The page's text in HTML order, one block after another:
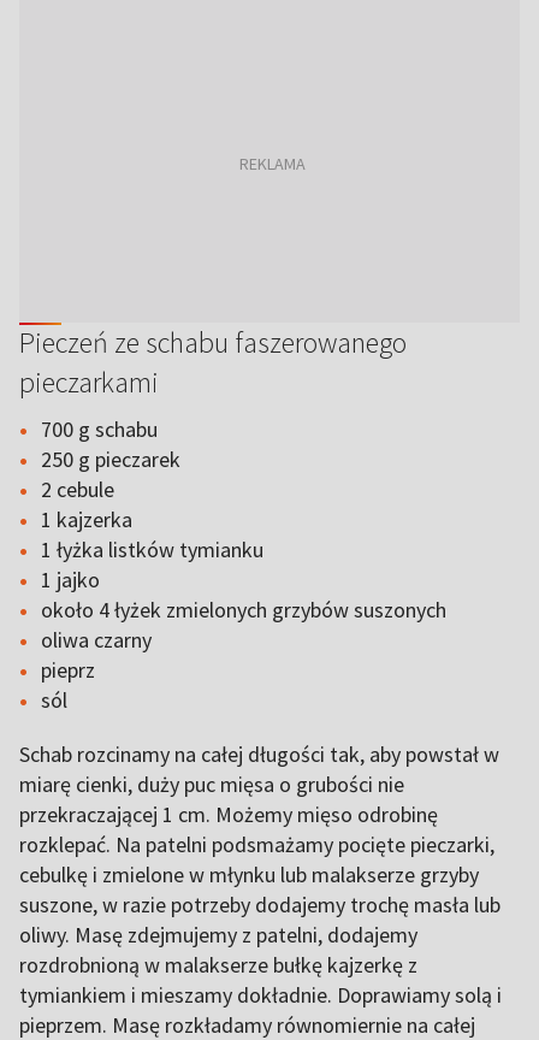
Pieczeń ze schabu faszerowanego
pieczarkami
700 g schabu
250 g pieczarek
2 cebule
1 kajzerka
1 łyżka listków tymianku
1 jajko
około 4 łyżek zmielonych grzybów suszonych
oliwa czarny
pieprz
sól
Schab rozcinamy na całej długości tak, aby powstał w
miarę cienki, duży puc mięsa o grubości nie
przekraczającej 1 cm. Możemy mięso odrobinę
rozklepać. Na patelni podsmażamy pocięte pieczarki,
cebulkę i zmielone w młynku lub malakserze grzyby
suszone, w razie potrzeby dodajemy trochę masła lub
oliwy. Masę zdejmujemy z patelni, dodajemy
rozdrobnioną w malakserze bułkę kajzerkę z
tymiankiem i mieszamy dokładnie. Doprawiamy solą i
pieprzem. Masę rozkładamy równomiernie na całej